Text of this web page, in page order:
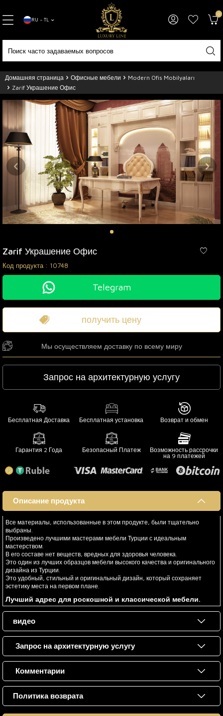
RU − TL
0
Домашняя страница Офисные мебели
Modern Ofis Mobilyaları
Zarif Украшение Офис
Zarif Украшение Офис
Код продукта : 10748
Telegram
получить цену
Мы осуществляем доставку по всему миру
Запрос на архитектурную услугу
Бесплатная Доставка Бесплатная установка Возврат и обмен
Гарантия 2 Года Безопасный Платеж
Возможность рассрочки
на 9 платежей
Описание продукта
Все материалы, использованные в этом продукте, были тщательно
выбраны.
Произведено лучшими мастерами мебели Турции с идеальным
мастерством.
В его составе нет веществ, вредных для здоровья человека.
Это один из лучших образцов мебели высокого качества и оригинального
дизайна из Турции.
Это удобный, стильный и оригинальный дизайн, который сохраняет
эстетику места на первом плане.
Лучший адрес для роскошной и классической мебели.
видео
Запрос на архитектурную услугу
Комментарии
Политика возврата